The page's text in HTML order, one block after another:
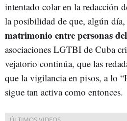
intentado colar en la redacción
la posibilidad de que, algún día,
matrimonio entre personas
asociaciones LGTBI de Cuba
vejatorio continúa, que las
que la vigilancia en pisos, a lo
sigue tan activa como entonces.